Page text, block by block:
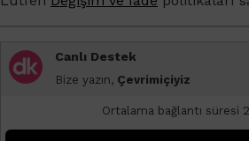
Canlı Destek
Bize yazın, Çevrimiçiyiz
Ortalama bağlantı süresi